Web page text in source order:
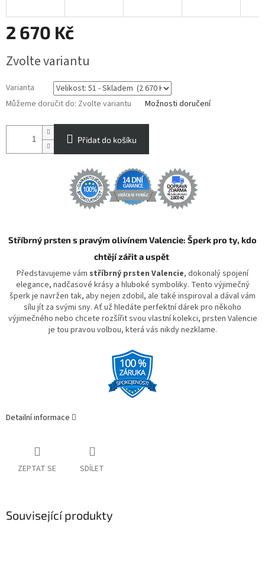
2 670 Kč
cena:
Zvolte variantu
Varianta
Můžeme doručit do: Zvolte variantu Možnosti doručení
Přidat do košíku
Stříbrný prsten s pravým olivínem Valencie: Šperk pro ty, kdo
chtějí zářit a uspět
Představujeme vám stříbrný prsten Valencie, dokonalý spojení
elegance, nadčasové krásy a hluboké symboliky. Tento výjimečný
šperk je navržen tak, aby nejen zdobil, ale také inspiroval a dával vám
sílu jít za svými sny. Ať už hledáte perfektní dárek pro někoho
výjimečného nebo chcete rozšířit svou vlastní kolekci, prsten Valencie
je tou pravou volbou, která vás nikdy nezklame.
Detailní informace
ZEPTAT SE SDÍLET
Související produkty